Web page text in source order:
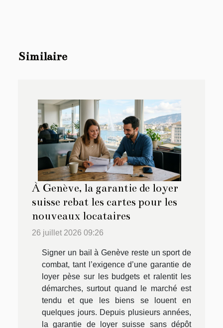
Similaire
À Genève, la garantie de loyer
suisse rebat les cartes pour les
nouveaux locataires
26 juillet 2026 09:26
Signer un bail à Genève reste un sport de
combat, tant l’exigence d’une garantie de
loyer pèse sur les budgets et ralentit les
démarches, surtout quand le marché est
tendu et que les biens se louent en
quelques jours. Depuis plusieurs années,
la garantie de loyer suisse sans dépôt